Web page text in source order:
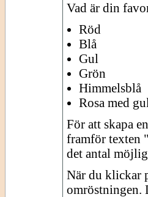
Vad är din
Röd
Blå
Gul
Grön
Himmelsblå
Rosa med
För att skapa
framför texten
det antal
När du klickar
omröstningen.